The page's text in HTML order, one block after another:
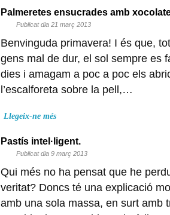
Palmeretes ensucrades amb
Publicat dia 21 març 2013
Benvinguda primavera! I és que,
gens mal de dur, el sol sempre es
dies i amagam a poc a poc els
l’escalforeta sobre la pell,…
Llegeix-ne més
Pastís intel·ligent.
Publicat dia 9 març 2013
Qui més no ha pensat que he
veritat? Doncs té una explicació
amb una sola massa, en surt amb